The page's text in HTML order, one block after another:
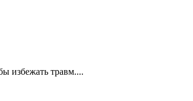
избежать травм....